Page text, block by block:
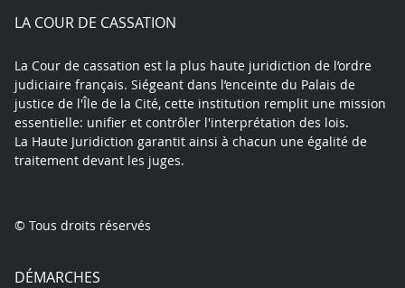
LA COUR DE CASSATION
La Cour de cassation est la plus haute juridiction de l’ordre
judiciaire français. Siégeant dans l’enceinte du Palais de
justice de l'Île de la Cité, cette institution remplit une mission
essentielle: unifier et contrôler l'interprétation des lois.
La Haute Juridiction garantit ainsi à chacun une égalité de
traitement devant les juges.
© Tous droits réservés
DÉMARCHES